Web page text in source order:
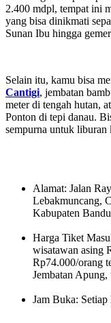
2.400 mdpl, tempat ini
yang bisa dinikmati
Sunan Ibu hingga
Selain itu, kamu bisa
Cantigi, jembatan
meter di tengah hutan,
Ponton di tepi danau.
sempurna untuk liburan
Alamat: Jalan
Lebakmuncang,
Kabupaten
Harga Tiket
wisatawan asing
Rp74.000/orang
Jembatan
Jam Buka: